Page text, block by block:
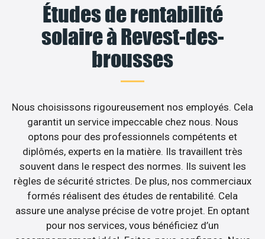
Études de rentabilité
solaire à Revest-des-
brousses
Nous choisissons rigoureusement nos employés. Cela
garantit un service impeccable chez nous. Nous
optons pour des professionnels compétents et
diplômés, experts en la matière. Ils travaillent très
souvent dans le respect des normes. Ils suivent les
règles de sécurité strictes. De plus, nos commerciaux
formés réalisent des études de rentabilité. Cela
assure une analyse précise de votre projet. En optant
pour nos services, vous bénéficiez d’un